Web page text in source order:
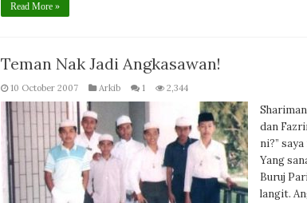
Read More »
Teman Nak Jadi Angkasawan!
10 October 2007 Arkib 1 2,344
dan
ni?”
Yang
Buruj
langit.